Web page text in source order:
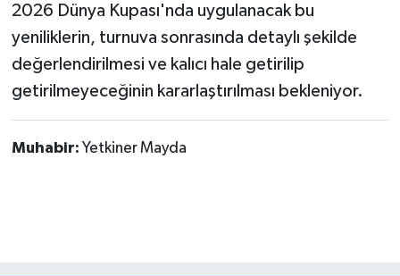
2026 Dünya Kupası'nda uygulanacak bu
yeniliklerin, turnuva sonrasında detaylı şekilde
değerlendirilmesi ve kalıcı hale getirilip
getirilmeyeceğinin kararlaştırılması bekleniyor.
Muhabir: Yetkiner Mayda